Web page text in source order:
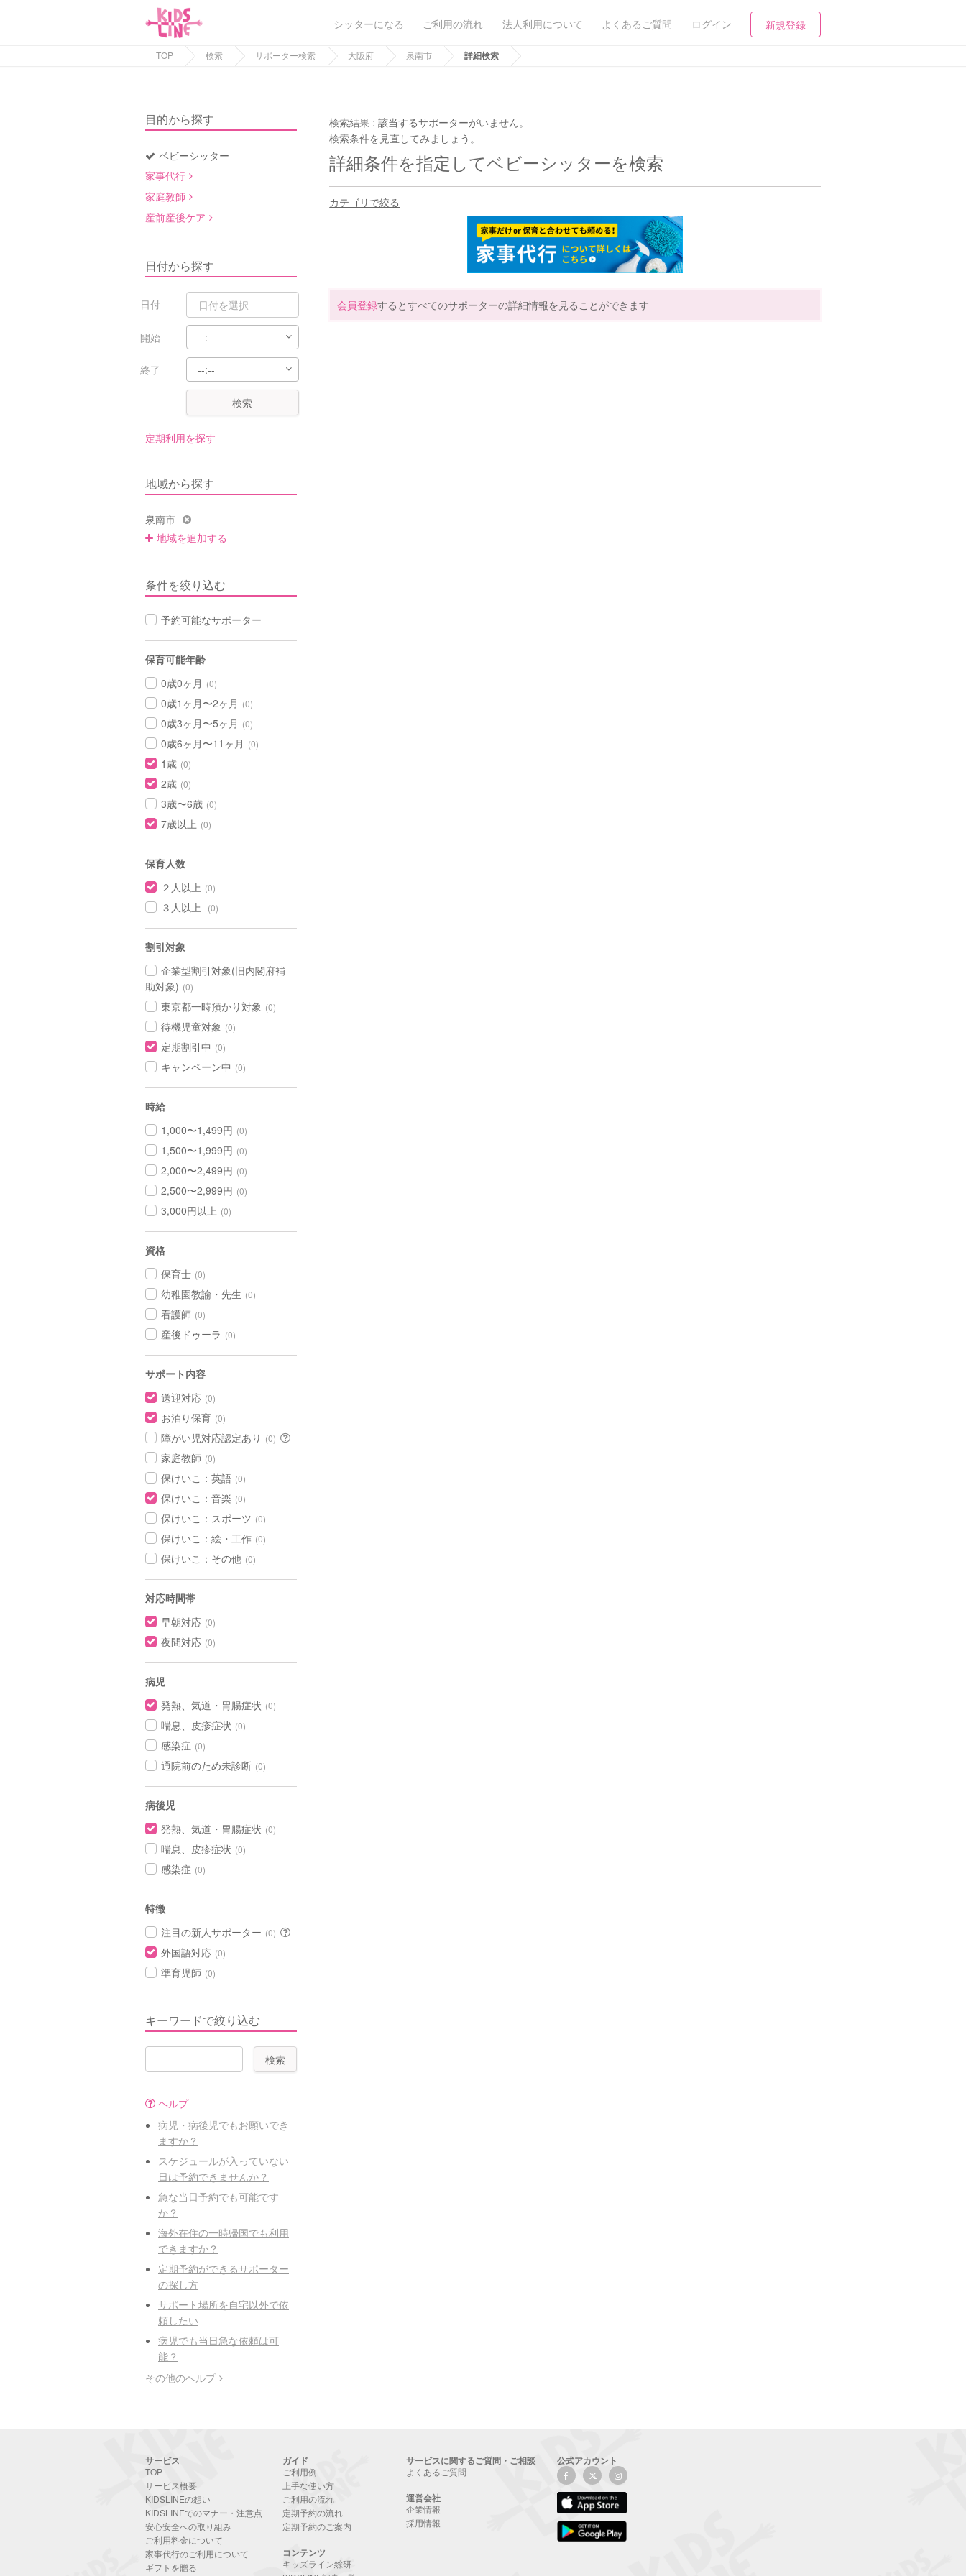
シッターになる ご利用の流れ 法人利用について よくあるご質問 ログイン 新規登録
TOP 検索 サポーター検索 大阪府 泉南市 詳細検索
目的から探す
ベビーシッター
家事代行
家庭教師
産前産後ケア
日付から探す
日付
開始
終了
検索
定期利用を探す
地域から探す
泉南市
地域を追加する
条件を絞り込む
予約可能なサポーター
保育可能年齢
0歳0ヶ月 (0)
0歳1ヶ月〜2ヶ月 (0)
0歳3ヶ月〜5ヶ月 (0)
0歳6ヶ月〜11ヶ月 (0)
1歳 (0)
2歳 (0)
3歳〜6歳 (0)
7歳以上 (0)
保育人数
２人以上 (0)
３人以上 (0)
割引対象
企業型割引対象(旧内閣府補
助対象) (0)
東京都一時預かり対象 (0)
待機児童対象 (0)
定期割引中 (0)
キャンペーン中 (0)
時給
1,000〜1,499円 (0)
1,500〜1,999円 (0)
2,000〜2,499円 (0)
2,500〜2,999円 (0)
3,000円以上 (0)
資格
保育士 (0)
幼稚園教諭・先生 (0)
看護師 (0)
産後ドゥーラ (0)
サポート内容
送迎対応 (0)
お泊り保育 (0)
障がい児対応認定あり (0)
家庭教師 (0)
保けいこ：英語 (0)
保けいこ：音楽 (0)
保けいこ：スポーツ (0)
保けいこ：絵・工作 (0)
保けいこ：その他 (0)
対応時間帯
早朝対応 (0)
夜間対応 (0)
病児
発熱、気道・胃腸症状 (0)
喘息、皮疹症状 (0)
感染症 (0)
通院前のため未診断 (0)
病後児
発熱、気道・胃腸症状 (0)
喘息、皮疹症状 (0)
感染症 (0)
特徴
注目の新人サポーター (0)
外国語対応 (0)
準育児師 (0)
キーワードで絞り込む
ヘルプ
病児・病後児でもお願いでき
ますか？
スケジュールが入っていない
日は予約できませんか？
急な当日予約でも可能です
か？
海外在住の一時帰国でも利用
できますか？
定期予約ができるサポーター
の探し方
サポート場所を自宅以外で依
頼したい
病児でも当日急な依頼は可
能？
その他のヘルプ
検索結果 :該当するサポーターがいません。
検索条件を見直してみましょう。
詳細条件を指定してベビーシッターを検索
カテゴリで絞る
会員登録するとすべてのサポーターの詳細情報を見ることができます
サービス
TOP
サービス概要
KIDSLINEの想い
KIDSLINEでのマナー・注意点
安心安全への取り組み
ご利用料金について
家事代行のご利用について
ギフトを贈る
ガイド
ご利用例
上手な使い方
ご利用の流れ
定期予約の流れ
定期予約のご案内
コンテンツ
キッズライン総研
サービスに関するご質問・ご相談
よくあるご質問
運営会社
企業情報
採用情報
公式アカウント